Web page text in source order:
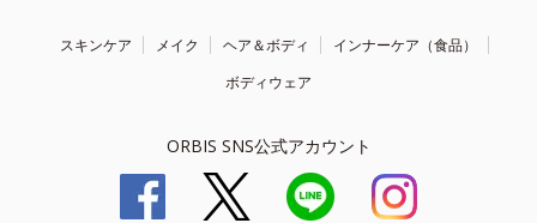
スキンケア メイク ヘア＆ボディ
インナーケア（食品）
ボディウェア
ORBIS SNS公式アカウント